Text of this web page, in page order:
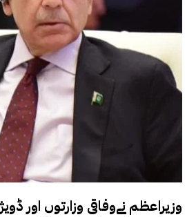
وزیراعظم نےوفاقی وزارتوں اور